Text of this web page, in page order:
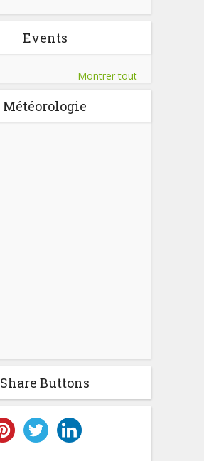
Events
Montrer tout
Météorologie
Share Buttons